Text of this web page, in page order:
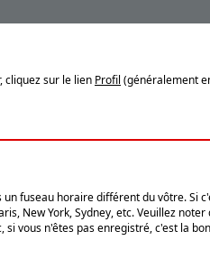
cliquez sur le lien Profil (généralement
fuseau horaire différent du vôtre. Si
New York, Sydney, etc. Veuillez
vous n'êtes pas enregistré, c'est la